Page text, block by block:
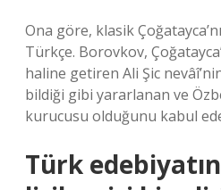
Ona göre, klasik
Türkçe. Borovkov,
haline getiren Ali Şic
bildiği gibi yararlanan ve
kurucusu olduğunu kabul
Türk